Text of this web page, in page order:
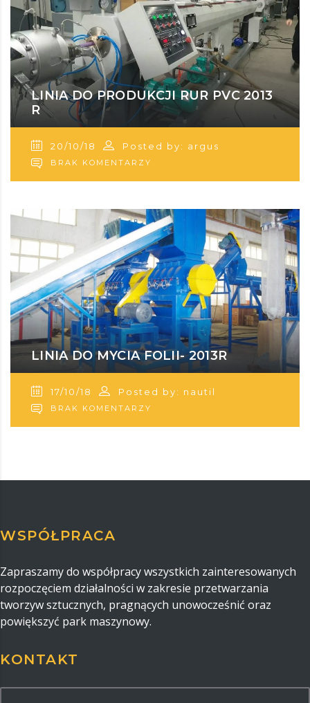
LINIA DO PRODUKCJI RUR PVC 2013
R
20/10/18 Posted by: argus
BRAK KOMENTARZY
LINIA DO MYCIA FOLII- 2013R
17/10/18 Posted by: nautil
BRAK KOMENTARZY
WSPÓŁPRACA
Zapraszamy do współpracy wszystkich zainteresowanych
rozpoczęciem działalności w zakresie przetwarzania
tworzyw sztucznych, pragnących unowocześnić oraz
powiększyć park maszynowy.
KONTAKT